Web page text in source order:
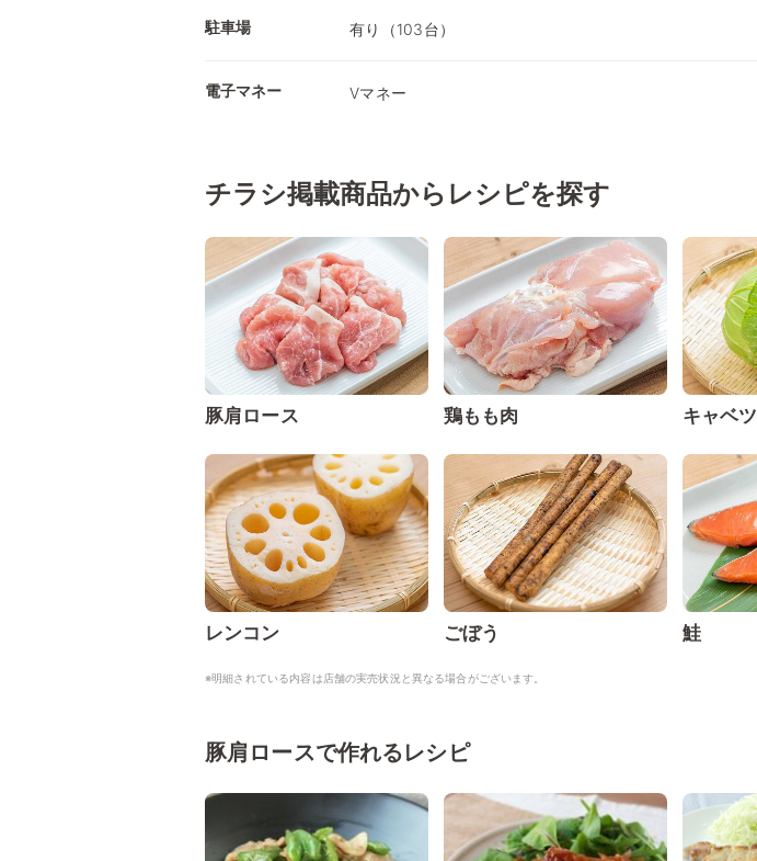
駐車場 有り（103台）
電子マネー Vマネー
チラシ掲載商品からレシピを探す
豚肩ロース 鶏もも肉 キャベツ
レンコン ごぼう 鮭
※明細されている内容は店舗の実売状況と異なる場合がございます。
豚肩ロースで作れるレシピ